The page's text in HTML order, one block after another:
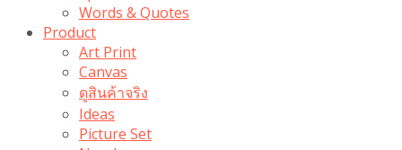
Words & Quotes
Product
Art Print
Canvas
ดูสินค้าจริง
Ideas
Picture Set